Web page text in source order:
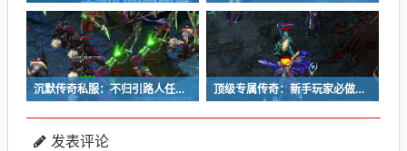
沉默传奇私服：不归引路人任务的完成难度高不高？ 顶级专属传奇：新手玩家必做的三件事情
发表评论